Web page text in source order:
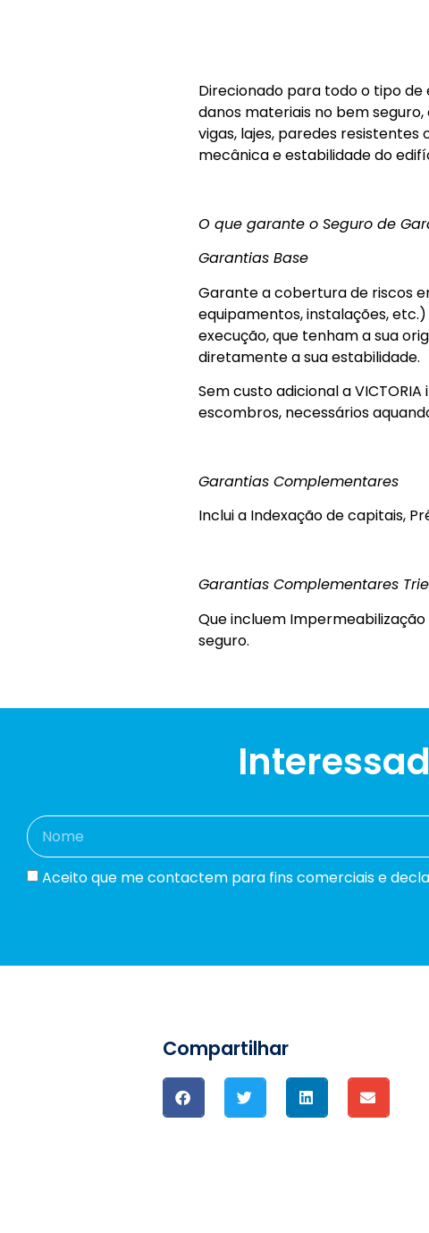
Direcionado para todo o tipo de
danos materiais no bem
vigas, lajes, paredes
mecânica e estabilidade do
O que garante o Seguro de
Garantias Base
Garante a cobertura de riscos
equipamentos, instalações,
execução, que tenham a sua
diretamente a sua estabilidade.
Sem custo adicional a
escombros, necessários
Garantias Complementares
Inclui a Indexação de capitais,
Garantias Complementares
Que incluem
seguro.
Aceito que me contactem para fins comerciais e
Compartilhar